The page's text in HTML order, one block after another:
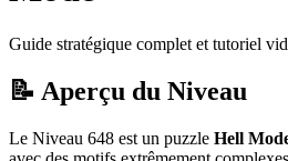
Guide stratégique complet et tutoriel
📝 Aperçu du Niveau
Le Niveau 648 est un puzzle Hell